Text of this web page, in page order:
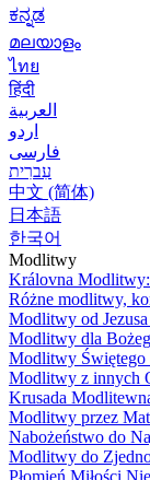
ಕನ್ನಡ
മലയാളം
ไทย
हिंदी
العربية
اردو
فارسی
עִברִית
中文 (简体)
日本語
한국어
Modlitwy
Královna
Różne modlitwy,
Modlitwy od
Modlitwy dla
Modlitwy Świętego
Modlitwy z innych
Krusada
Modlitwy przez
Nabożeństwo do
Modlitwy do
Płomień Miłości